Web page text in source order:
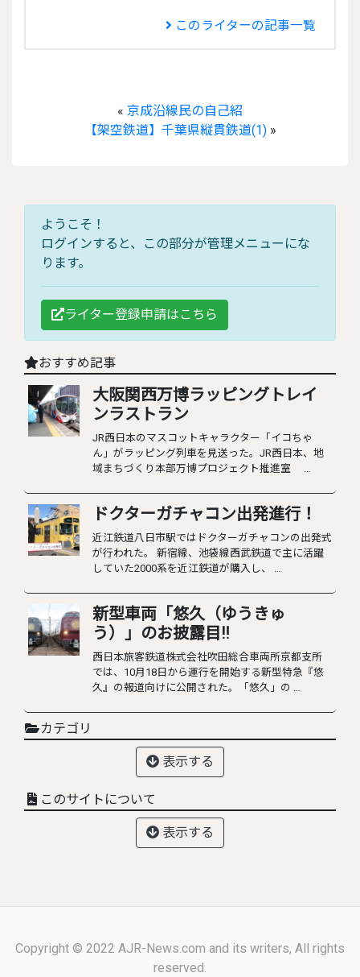
このライターの記事一覧
« 京成沿線民の自己紹
【架空鉄道】千葉県縦貫鉄道(1)»
ようこそ！
ログインすると、この部分が管理メニューにな
ります。
ライター登録申請はこちら
おすすめ記事
大阪関西万博ラッピングトレイ
ンラストラン
JR西日本のマスコットキャラクター「イコちゃ
ん」がラッピング列車を見送った。JR西日本、地
域まちづくり本部万博プロジェクト推進室 …
ドクターガチャコン出発進行！
近江鉄道八日市駅ではドクターガチャコンの出発式
が行われた。 新宿線、池袋線西武鉄道で主に活躍
していた2000系を近江鉄道が購入し、 …
新型車両「悠久（ゆうきゅ
う）」のお披露目‼︎
西日本旅客鉄道株式会社吹田総合車両所京都支所
では、10月18日から運行を開始する新型特急『悠
久』の報道向けに公開された。「悠久」の …
カテゴリ
表示する
このサイトについて
表示する
Copyright © 2022 AJR-News.com and its writers, All rights
reserved.